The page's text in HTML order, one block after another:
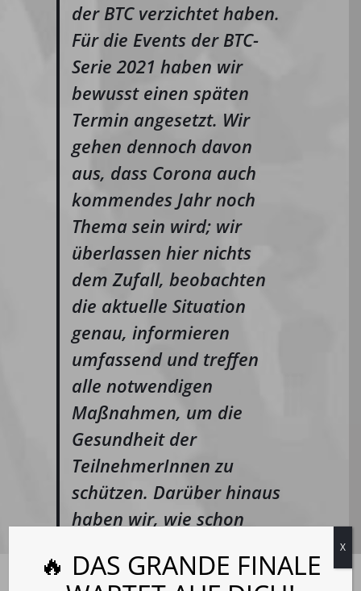
Cookie-Zustimmung
der BTC verzichtet haben.
Für die Events der BTC-
Serie 2021 haben wir
bewusst einen späten
Termin angesetzt. Wir
gehen dennoch davon
aus, dass Corona auch
kommendes Jahr noch
Thema sein wird; wir
überlassen hier nichts
dem Zufall, beobachten
die aktuelle Situation
genau, informieren
umfassend und treffen
alle notwendigen
Maßnahmen, um die
Gesundheit der
TeilnehmerInnen zu
schützen. Darüber hinaus
haben wir, wie schon
Stornobedingungen
🔥 DAS GRANDE FINALE
X